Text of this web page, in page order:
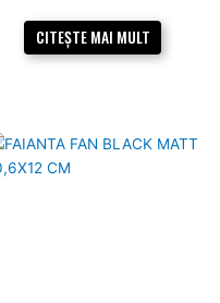
CITEȘTE MAI MULT